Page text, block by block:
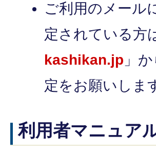
ご利用のメール
定されている方
kashikan.jp 」
定をお願いしま
利用者マニュア